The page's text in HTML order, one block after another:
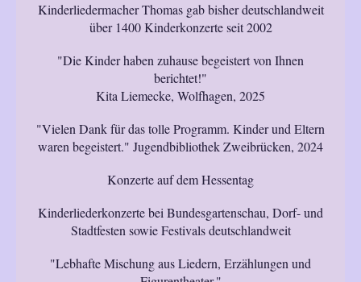
Kinderliedermacher Thomas gab bisher deutschlandweit
über 1400 Kinderkonzerte seit 2002
"Die Kinder haben zuhause begeistert von Ihnen
berichtet!"
Kita Liemecke, Wolfhagen, 2025
"Vielen Dank für das tolle Programm. Kinder und Eltern
waren begeistert." Jugendbibliothek Zweibrücken, 2024
Konzerte auf dem Hessentag
Kinderliederkonzerte bei Bundesgartenschau, Dorf- und
Stadtfesten sowie Festivals deutschlandweit
"Lebhafte Mischung aus Liedern, Erzählungen und